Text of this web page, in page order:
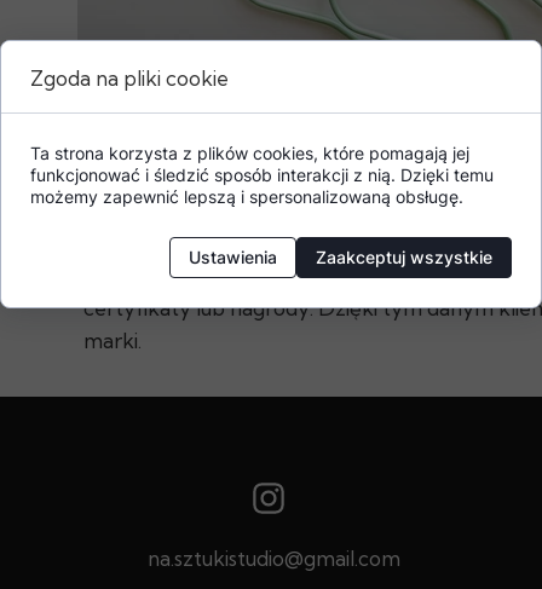
Dodatkowe informacje o produkcie
W tej sekcji warto umieścić istotne informacje,
gwarancji, zalecenia dotyczące montażu/
certyfikaty lub nagrody. Dzięki tym danym
marki.
na.sztukistudio@gmail.com
Zgoda na pliki cookie
Ta strona korzysta z plików cookies, które pomagają jej
funkcjonować i śledzić sposób interakcji z nią. Dzięki temu
możemy zapewnić lepszą i spersonalizowaną obsługę.
Ustawienia Zaakceptuj wszystkie